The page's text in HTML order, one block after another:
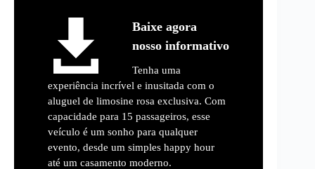
Baixe agora
nosso informativo
Tenha uma
experiência incrível e inusitada com o
aluguel de limosine rosa exclusiva. Com
capacidade para 15 passageiros, esse
veículo é um sonho para qualquer
evento, desde um simples happy hour
até um casamento moderno.